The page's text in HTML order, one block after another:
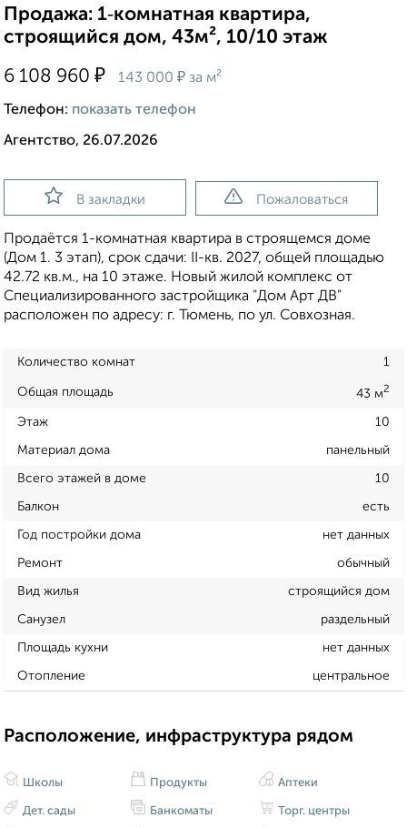
Продажа: 1‑комнатная квартира,
строящийся дом, 43м², 10/10 этаж
6 108 960 ₽ 143 000 ₽ за м²
Телефон: показать телефон
Агентство, 26.07.2026
В закладки Пожаловаться
Продаётся 1-комнатная квартира в строящемся доме
(Дом 1. 3 этап), срок сдачи: II-кв. 2027, общей площадью
42.72 кв.м., на 10 этаже. Новый жилой комплекс от
Специализированного застройщика "Дом Арт ДВ"
расположен по адресу: г. Тюмень, по ул. Совхозная.
Количество комнат 1
Общая площадь 43 м2
Этаж 10
Материал дома панельный
Всего этажей в доме 10
Балкон есть
Год постройки дома нет данных
Ремонт обычный
Вид жилья строящийся дом
Санузел раздельный
Площадь кухни нет данных
Отопление центральное
Расположение, инфраструктура рядом
Школы
Дет. сады
Продукты
Банкоматы
Аптеки
Торг. центры